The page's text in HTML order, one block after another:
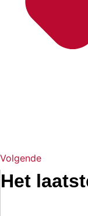
Volgende
Het